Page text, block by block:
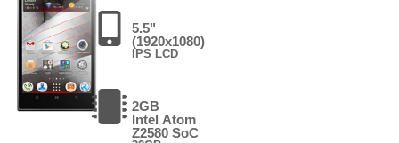
5.5"
(1920x1080)
IPS LCD
2GB
Intel Atom
Z2580 SoC